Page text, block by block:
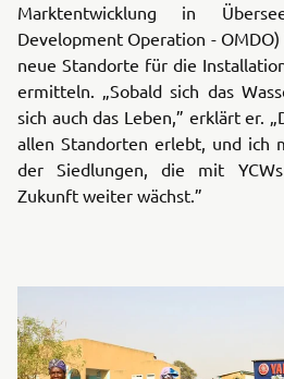
Marktentwicklung in
Development Operation -
neue Standorte für die
ermitteln. „Sobald sich das
sich auch das Leben,” erklärt er.
allen Standorten erlebt, und ich
der Siedlungen, die mit
Zukunft weiter wächst.”